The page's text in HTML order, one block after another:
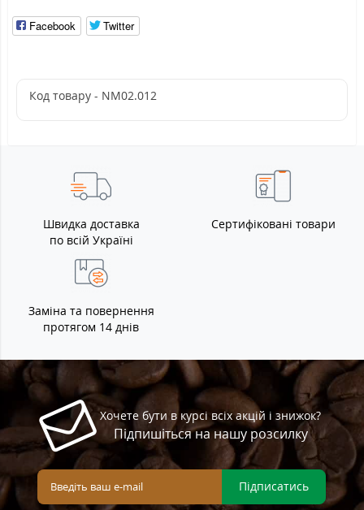
Facebook Twitter
Код товару - NM02.012
Швидка доставка
по всій Україні
Сертифіковані товари
Заміна та повернення
протягом 14 днів
Хочете бути в курсі всіх акцій і знижок?
Підпишіться на нашу розсилку
Підписатись